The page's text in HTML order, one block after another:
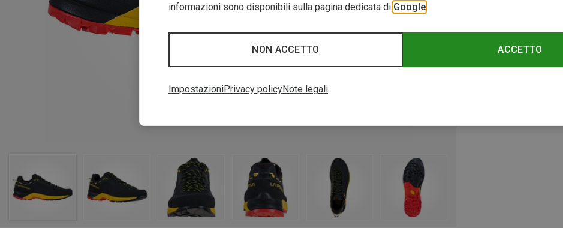
informazioni sono disponibili sulla pagina dedicata di Google
ACCETTO
NON ACCETTO
ImpostazioniPrivacy policyNote legali